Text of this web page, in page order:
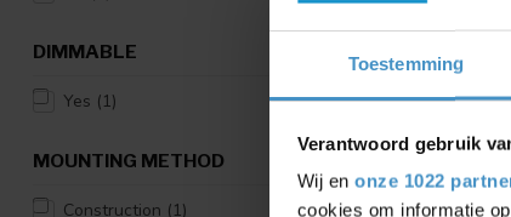
Toestemming
Verantwoord gebruik
Wij en onze 1022
cookies om informatie
DIMMABLE
Yes (1)
MOUNTING METHOD
Construction (1)
Dim. -
13494...